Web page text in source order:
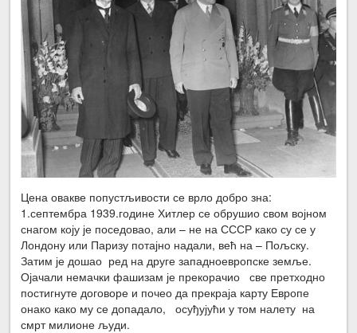
Цена овакве попустљивости се врло добро зна:
1.септембра 1939.године Хитлер се обрушио свом војном
снагом коју је поседовао, али – не на СССР како су се у
Лондону или Паризу потајно надали, већ на – Пољску.
Затим је дошао ред на друге западноевропске земље.
Ојачали немачки фашизам је прекорачио све претходно
постигнуте договоре и почео да прекраја карту Европе
онако како му се допадало, осуђујући у том налету на
смрт милионе људи.